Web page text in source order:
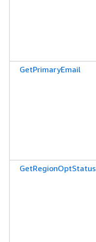
GetPrimaryEmail
GetRegionOptStatus